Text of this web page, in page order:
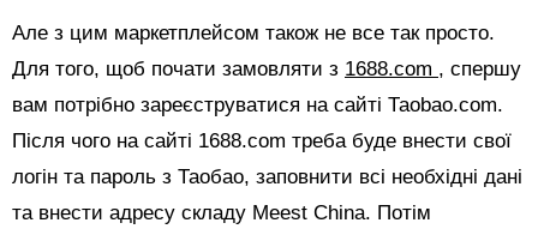
Але з цим маркетплейсом також не все так просто.
Для того, щоб почати замовляти з 1688.com , спершу
вам потрібно зареєструватися на сайті Таоbао.com.
Після чого на сайті 1688.com треба буде внести свої
логін та пароль з Таобао, заповнити всі необхідні дані
та внести адресу складу Meest China. Потім